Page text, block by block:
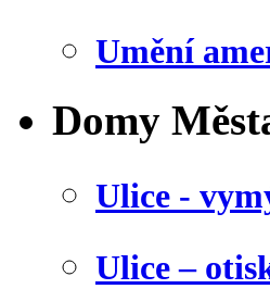
Umění
Domy
Ulice -
Ulice –